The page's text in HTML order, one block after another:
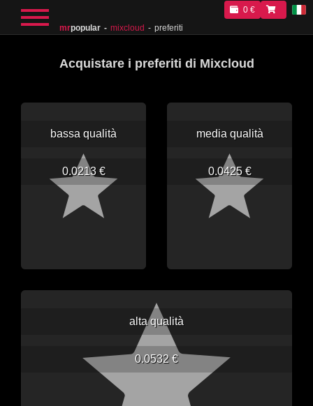
mrpopular mixcloud preferiti
0 €
Acquistare i preferiti di Mixcloud
bassa qualità
0.0213 €
media qualità
0.0425 €
alta qualità
0.0532 €